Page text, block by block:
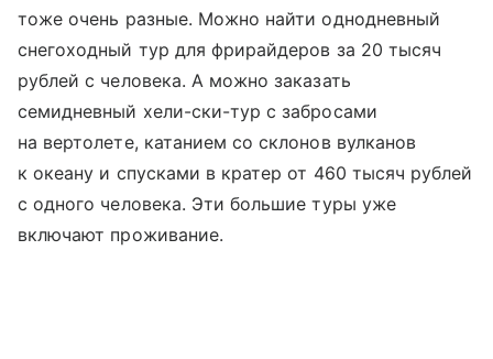
тоже очень разные. Можно найти однодневный
снегоходный тур для фрирайдеров за 20 тысяч
рублей с человека. А можно заказать
семидневный хели-ски-тур с забросами
на вертолете, катанием со склонов вулканов
к океану и спусками в кратер от 460 тысяч рублей
с одного человека. Эти большие туры уже
включают проживание.